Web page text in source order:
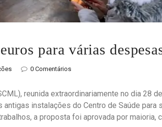
para várias
0 Comentários
reunida extraordinariamente no dia 28 de
instalações do Centro de Saúde para
a proposta foi aprovada por maioria,